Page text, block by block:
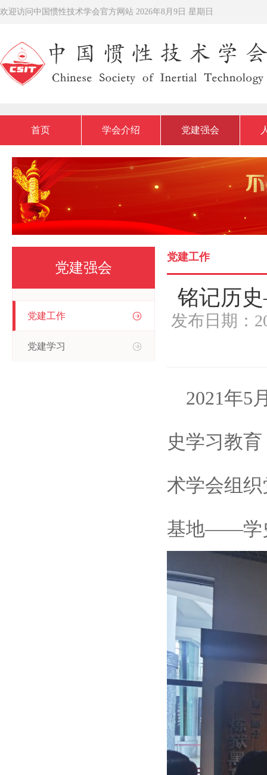
欢迎访问中国惯性技术学会官方网站 2026年8月9日 星期日
首页 学会介绍 党建强会
党建强会
党建工作
党建学习
党建工作
铭记历
发布日期
2021年5
史学习教
术学会组
基地——学